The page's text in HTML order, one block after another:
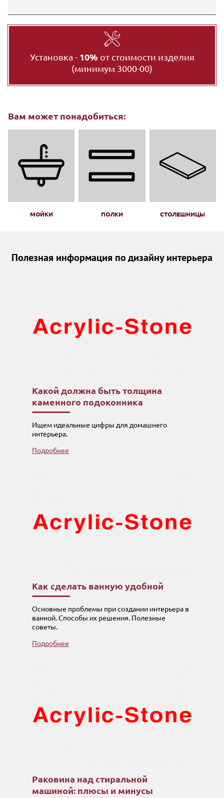
Установка - 10% от стоимости изделия
(минимум 3000-00)
Вам может понадобиться:
МОЙКИ ПОЛКИ СТОЛЕШНИЦЫ
Полезная информация по дизайну интерьера
Какой должна быть толщина
каменного подоконника
Ищем идеальные цифры для домашнего
интерьера.
Подробнее
Как сделать ванную удобной
Основные проблемы при создании интерьера в
ванной. Способы их решения. Полезные
советы.
Подробнее
Раковина над стиральной
машиной: плюсы и минусы